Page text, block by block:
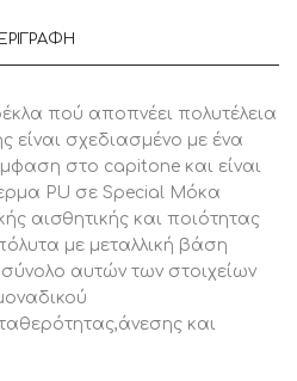
πού αποπνέει πολυτέλεια
είναι σχεδιασμένο με ένα
στο capitone και είναι
PU σε Special Μόκα
αισθητικής και ποιότητας
με μεταλλική βάση
αυτών των στοιχείων
και